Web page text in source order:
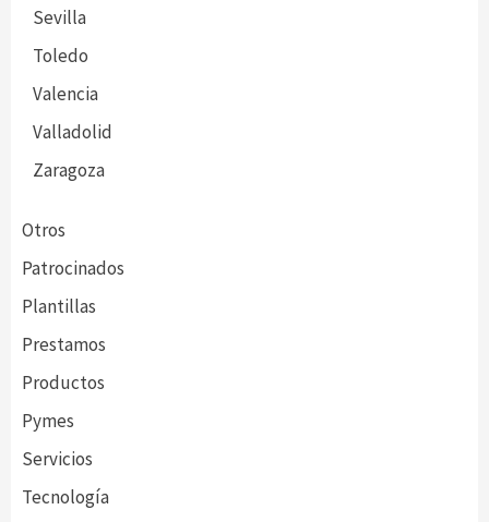
Sevilla
Toledo
Valencia
Valladolid
Zaragoza
Otros
Patrocinados
Plantillas
Prestamos
Productos
Pymes
Servicios
Tecnología